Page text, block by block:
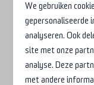
We gebruiken
gepersonaliseerde
analyseren. Ook
site met onze
analyse. Deze
met andere